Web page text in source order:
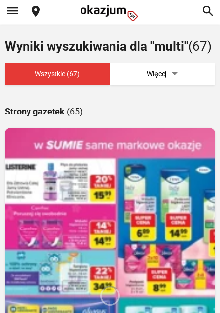
Wyniki wyszukiwania dla "multi"(67)
Wszystkie (67) Więcej
Strony gazetek (65)